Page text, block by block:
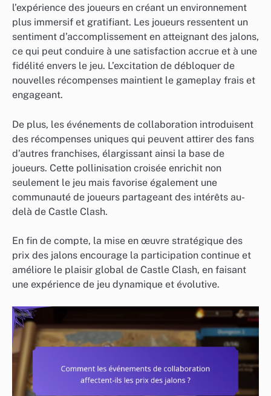
l’expérience des joueurs en créant un environnement
plus immersif et gratifiant. Les joueurs ressentent un
sentiment d’accomplissement en atteignant des jalons,
ce qui peut conduire à une satisfaction accrue et à une
fidélité envers le jeu. L’excitation de débloquer de
nouvelles récompenses maintient le gameplay frais et
engageant.
De plus, les événements de collaboration introduisent
des récompenses uniques qui peuvent attirer des fans
d’autres franchises, élargissant ainsi la base de
joueurs. Cette pollinisation croisée enrichit non
seulement le jeu mais favorise également une
communauté de joueurs partageant des intérêts au-
delà de Castle Clash.
En fin de compte, la mise en œuvre stratégique des
prix des jalons encourage la participation continue et
améliore le plaisir global de Castle Clash, en faisant
une expérience de jeu dynamique et évolutive.